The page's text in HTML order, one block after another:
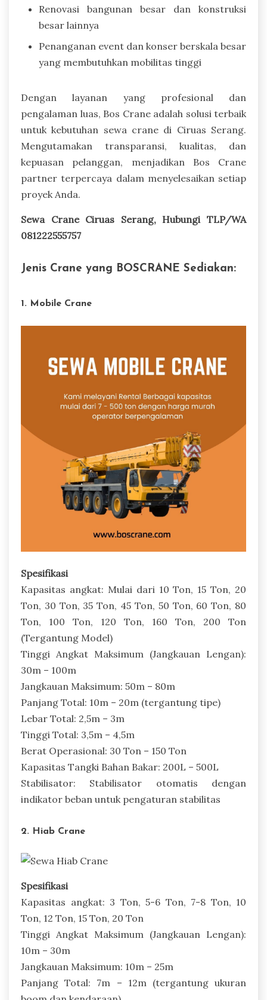
Renovasi bangunan besar dan konstruksi
besar lainnya
Penanganan event dan konser berskala besar
yang membutuhkan mobilitas tinggi
Dengan layanan yang profesional dan
pengalaman luas, Bos Crane adalah solusi terbaik
untuk kebutuhan sewa crane di Ciruas Serang.
Mengutamakan transparansi, kualitas, dan
kepuasan pelanggan, menjadikan Bos Crane
partner terpercaya dalam menyelesaikan setiap
proyek Anda.
Sewa Crane Ciruas Serang, Hubungi TLP/WA
081222555757
Jenis Crane yang BOSCRANE Sediakan:
1. Mobile Crane
Spesifikasi
Kapasitas angkat: Mulai dari 10 Ton, 15 Ton, 20
Ton, 30 Ton, 35 Ton, 45 Ton, 50 Ton, 60 Ton, 80
Ton, 100 Ton, 120 Ton, 160 Ton, 200 Ton
(Tergantung Model)
Tinggi Angkat Maksimum (Jangkauan Lengan):
30m – 100m
Jangkauan Maksimum: 50m – 80m
Panjang Total: 10m – 20m (tergantung tipe)
Lebar Total: 2,5m – 3m
Tinggi Total: 3,5m – 4,5m
Berat Operasional: 30 Ton – 150 Ton
Kapasitas Tangki Bahan Bakar: 200L – 500L
Stabilisator: Stabilisator otomatis dengan
indikator beban untuk pengaturan stabilitas
2. Hiab Crane
Spesifikasi
Kapasitas angkat: 3 Ton, 5-6 Ton, 7-8 Ton, 10
Ton, 12 Ton, 15 Ton, 20 Ton
Tinggi Angkat Maksimum (Jangkauan Lengan):
10m – 30m
Jangkauan Maksimum: 10m – 25m
Panjang Total: 7m – 12m (tergantung ukuran